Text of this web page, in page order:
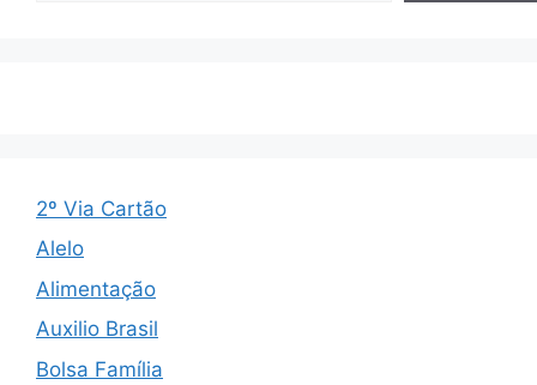
2º Via Cartão
Alelo
Alimentação
Auxilio Brasil
Bolsa Família